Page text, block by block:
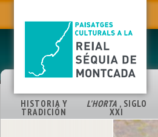
HISTORIA Y
TRADICIÓN
L'HORTA , SIGLO
XXI